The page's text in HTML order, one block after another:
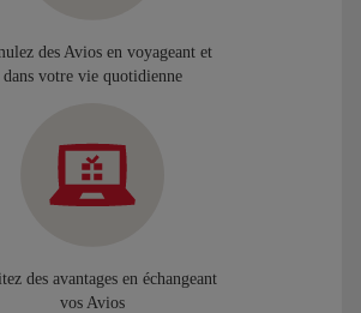
des Avios en voyageant et
dans votre vie quotidienne
des avantages en échangeant
vos Avios